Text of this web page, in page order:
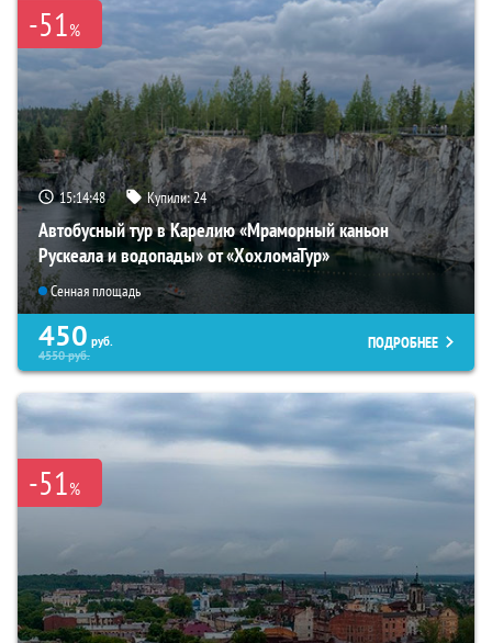
-51%
15:14:46 Купили:24
Автобусный тур в Карелию «Мраморный каньон
Рускеала и водопады» от «ХохломаТур»
Сенная площадь
450 руб.
4550руб.
ПОДРОБНЕЕ
-51%